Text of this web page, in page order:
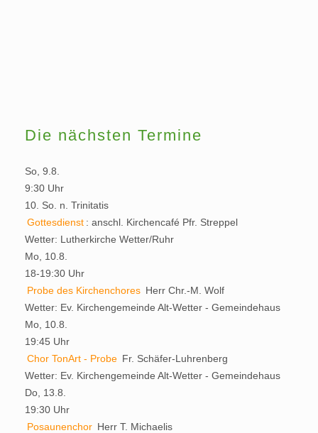
Die nächsten Termine
So, 9.8.
9:30 Uhr
10. So. n. Trinitatis
Gottesdienst : anschl. Kirchencafé Pfr. Streppel
Wetter: Lutherkirche Wetter/Ruhr
Mo, 10.8.
18-19:30 Uhr
Probe des Kirchenchores Herr Chr.-M. Wolf
Wetter: Ev. Kirchengemeinde Alt-Wetter - Gemeindehaus
Mo, 10.8.
19:45 Uhr
Chor TonArt - Probe Fr. Schäfer-Luhrenberg
Wetter: Ev. Kirchengemeinde Alt-Wetter - Gemeindehaus
Do, 13.8.
19:30 Uhr
Posaunenchor Herr T. Michaelis